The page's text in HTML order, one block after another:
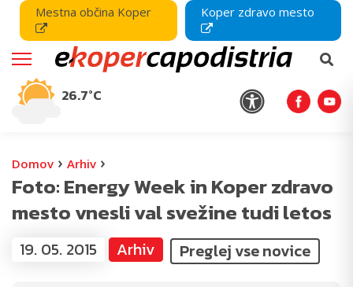
Mestna občina Koper Koper zdravo mesto
26.7°C
Domov › Arhiv ›
Foto: Energy Week in Koper zdravo
mesto vnesli val svežine tudi letos
19. 05. 2015 Arhiv Preglej vse novice